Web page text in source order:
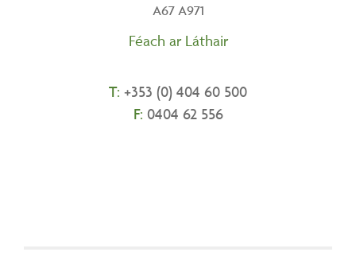
A67 A971
Féach ar Láthair
T: +353 (0) 404 60 500
F: 0404 62 556